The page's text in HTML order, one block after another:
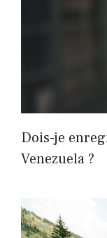
Dois-je
Venezuela ?